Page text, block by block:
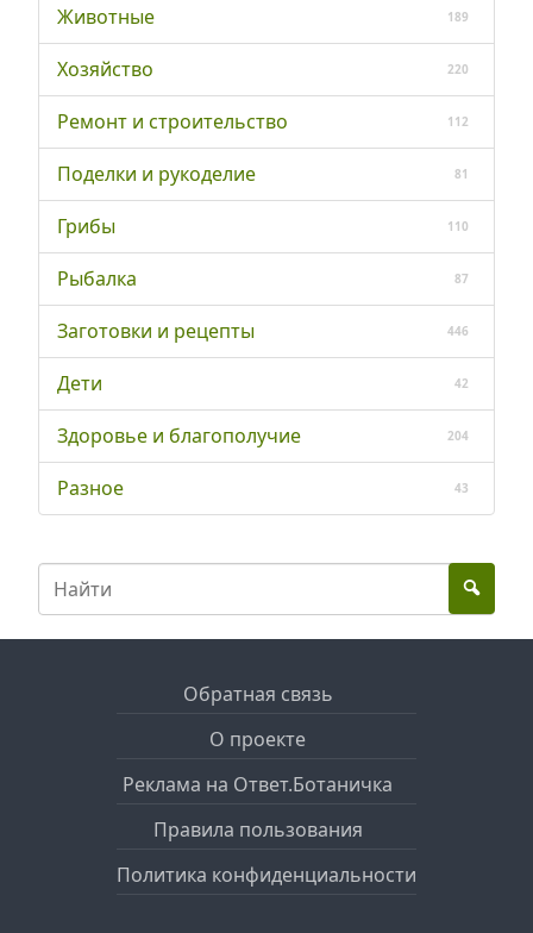
Животные 189
Хозяйство 220
Ремонт и строительство 112
Поделки и рукоделие 81
Грибы 110
Рыбалка 87
Заготовки и рецепты 446
Дети 42
Здоровье и благополучие 204
Разное 43
Обратная связь
О проекте
Реклама на Ответ.Ботаничка
Правила пользования
Политика конфиденциальности